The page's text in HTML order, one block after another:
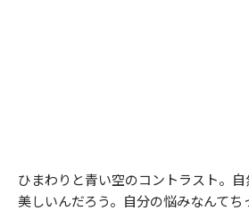
ひまわりと青い空のコントラスト。
美しいんだろう。自分の悩みなんてち